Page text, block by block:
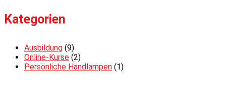
Kategorien
Ausbildung (9)
Online-Kurse (2)
Persönliche Handlampen (1)